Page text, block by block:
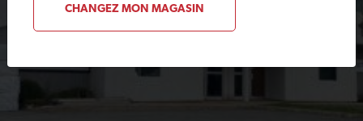
Votre magasin TIMBER
CHANGEZ MON MAGASIN